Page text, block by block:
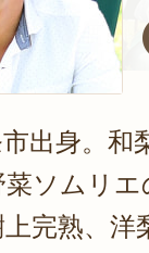
出身。和
ソムリ
上完熟、